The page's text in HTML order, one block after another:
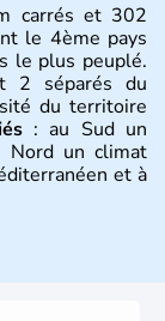
carrés et 302
le 4ème pays
le plus peuplé.
2 séparés du
du territoire
: au Sud un
Nord un climat
et à